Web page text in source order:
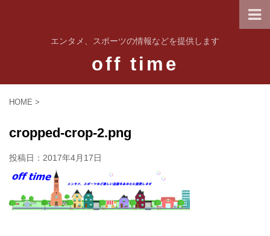
エンタメ、スポーツの情報などを提供します
off time
HOME >
cropped-crop-2.png
投稿日： 2017年4月17日